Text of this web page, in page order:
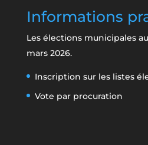
Informations
Les élections municipales
mars 2026.
Inscription sur les listes
Vote par procuration